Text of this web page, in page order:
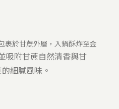
裹於甘蔗外層，入鍋酥炸至金
吸附甘蔗自然清香與甘
細膩風味。